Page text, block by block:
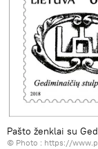
Pašto ženklai su
© Photo : https://